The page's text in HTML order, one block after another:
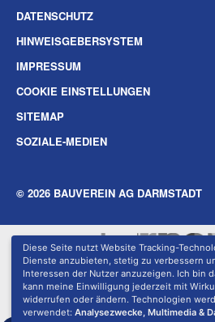
Diese Seite nutzt Website Tracking-
Dienste anzubieten, stetig zu verbessern
Interessen der Nutzer anzuzeigen. Ich bin
kann meine Einwilligung jederzeit mit
widerrufen oder ändern. Technologien
verwendet: Analysezwecke, Multimedia &
DATENSCHUTZ
HINWEISGEBERSYSTEM
IMPRESSUM
COOKIE EINSTELLUNGEN
SITEMAP
SOZIALE-MEDIEN
© 2026 BAUVEREIN AG DARMSTADT